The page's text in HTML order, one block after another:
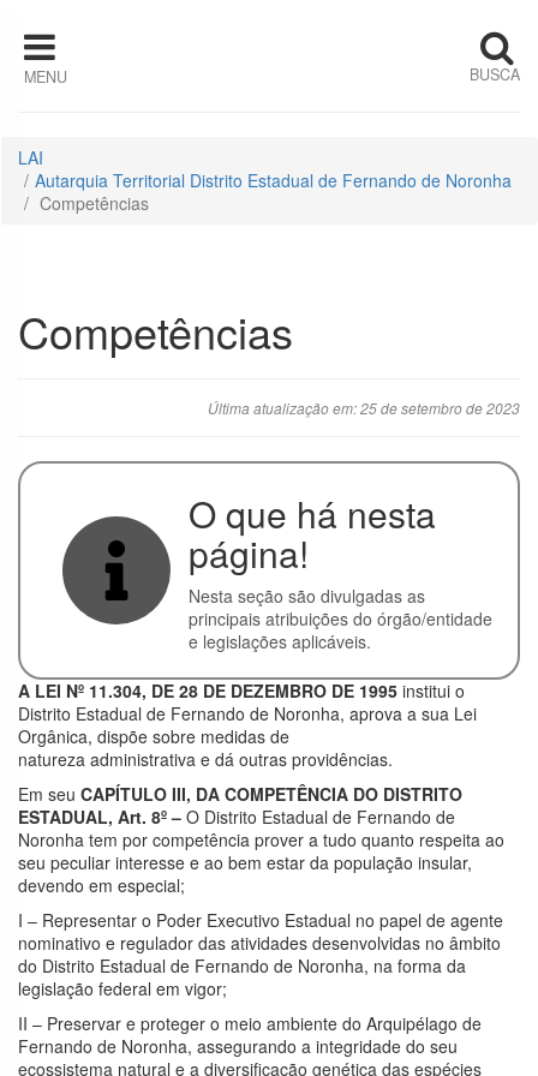
MENU BUSCA
Estrutura
Organizacional
Programas
Auditorias
Convênios
Execução
Orçamentária
e Financeira
Licitações
Contratos
Servidores
Perguntas
Frequentes
Serviço de
Informação ao
Cidadão
Sobre a LAI
LAI
Autarquia Territorial Distrito Estadual de Fernando de Noronha
Competências
Competências
Última atualização em: 25 de setembro de 2023
O que há nesta
página!
Nesta seção são divulgadas as
principais atribuições do órgão/entidade
e legislações aplicáveis.
A LEI Nº 11.304, DE 28 DE DEZEMBRO DE 1995 institui o
Distrito Estadual de Fernando de Noronha, aprova a sua Lei
Orgânica, dispõe sobre medidas de
natureza administrativa e dá outras providências.
Em seu CAPÍTULO III, DA COMPETÊNCIA DO DISTRITO
ESTADUAL, Art. 8º – O Distrito Estadual de Fernando de
Noronha tem por competência prover a tudo quanto respeita ao
seu peculiar interesse e ao bem estar da população insular,
devendo em especial;
I – Representar o Poder Executivo Estadual no papel de agente
nominativo e regulador das atividades desenvolvidas no âmbito
do Distrito Estadual de Fernando de Noronha, na forma da
legislação federal em vigor;
II – Preservar e proteger o meio ambiente do Arquipélago de
Fernando de Noronha, assegurando a integridade do seu
ecossistema natural e a diversificação genética das espécies